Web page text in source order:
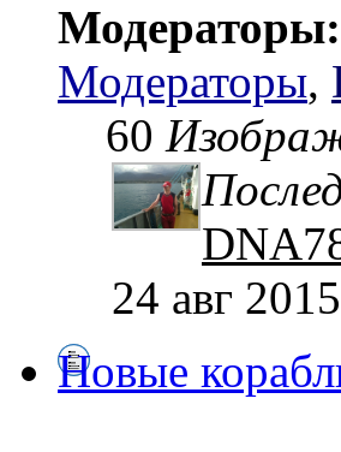
Модераторы:
Модераторы,
60
24 авг
Новые